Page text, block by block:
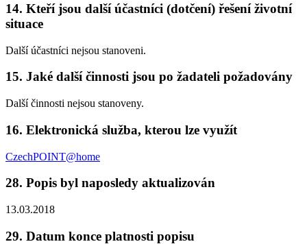
14. Kteří jsou další účastníci (dotčení) řešení životní
situace
Další účastníci nejsou stanoveni.
15. Jaké další činnosti jsou po žadateli požadovány
Další činnosti nejsou stanoveny.
16. Elektronická služba, kterou lze využít
CzechPOINT@home
28. Popis byl naposledy aktualizován
13.03.2018
29. Datum konce platnosti popisu